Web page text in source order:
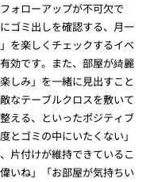
ォローアップが不可欠で
ゴミ出しを確認する、月一
を楽しくチェックするイベ
効です。また、部屋が綺麗
しみ」を一緒に見出すこと
なテーブルクロスを敷いて
える、といったポジティブ
とゴミの中にいたくない」
片付けが維持できているこ
いね」「お部屋が気持ちい